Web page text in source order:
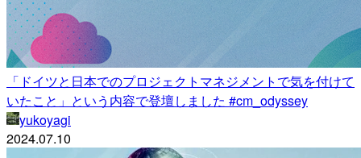
「ドイツと日本でのプロジェクトマネジメントで気を付けて
いたこと」という内容で登壇しました #cm_odyssey
yukoyagi
2024.07.10